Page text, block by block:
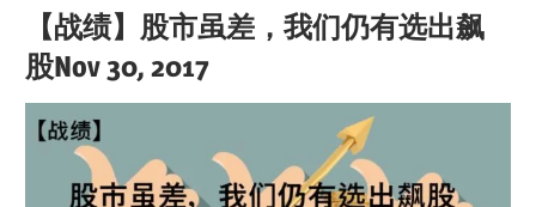
【战绩】股市虽差，我们仍有选出飙
股Nov 30, 2017